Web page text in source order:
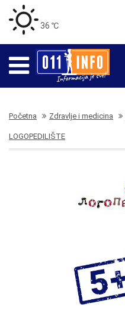
36 ℃
Početna Zdravlje i medicina
LOGOPEDILIŠTE